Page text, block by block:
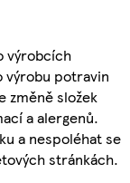
výrobcích
výrobu potravin
změně složek
a alergenů.
a nespoléhat se
stránkách.